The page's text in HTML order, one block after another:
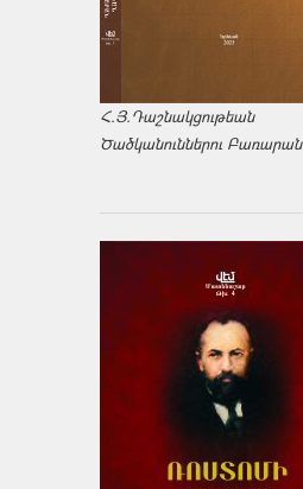
Հ.Յ.Դաշնակցութեան
Ծածկանուններու Բառարան